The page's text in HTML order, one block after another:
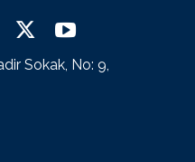
Sokak, No: 9,